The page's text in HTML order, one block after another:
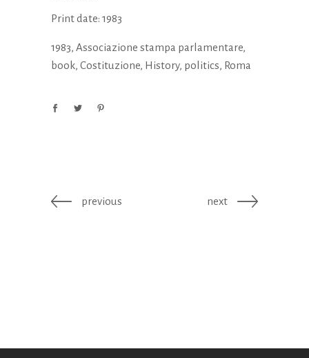
Print date: 1983
1983, Associazione stampa parlamentare,
book, Costituzione, History, politics, Roma
previous next